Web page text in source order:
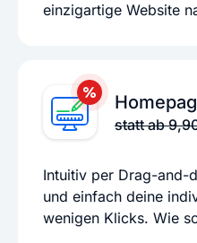
einzigartige Website
statt ab
Intuitiv per Drag-and-
und einfach deine
wenigen Klicks. Wie